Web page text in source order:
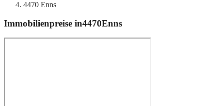
4470 Enns
Immobilienpreise in4470Enns